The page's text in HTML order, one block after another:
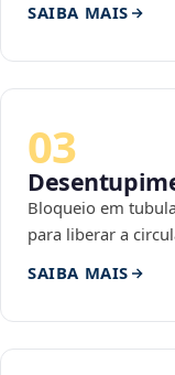
SAIBA MAIS
03
Bloqueio em
para liberar a
SAIBA MAIS